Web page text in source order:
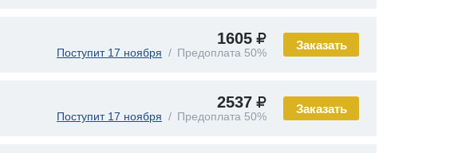
Заказать
1605
Поступит 17 ноября Предоплата 50%
Заказать
2537
Поступит 17 ноября Предоплата 50%